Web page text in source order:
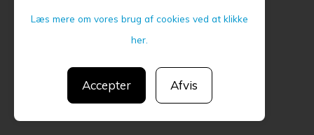
Læs mere om vores brug af cookies ved at klikke
her.
Accepter Afvis